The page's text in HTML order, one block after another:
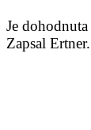
Je
Zapsal Ertner.